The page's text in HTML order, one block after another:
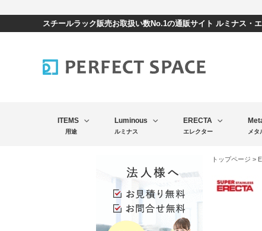
スチールラック販売お取扱い数No.1の通販サイト ルミナス・
ITEMS
用途
Luminous
ルミナス
ERECTA
エレクター メタ
トップページ >